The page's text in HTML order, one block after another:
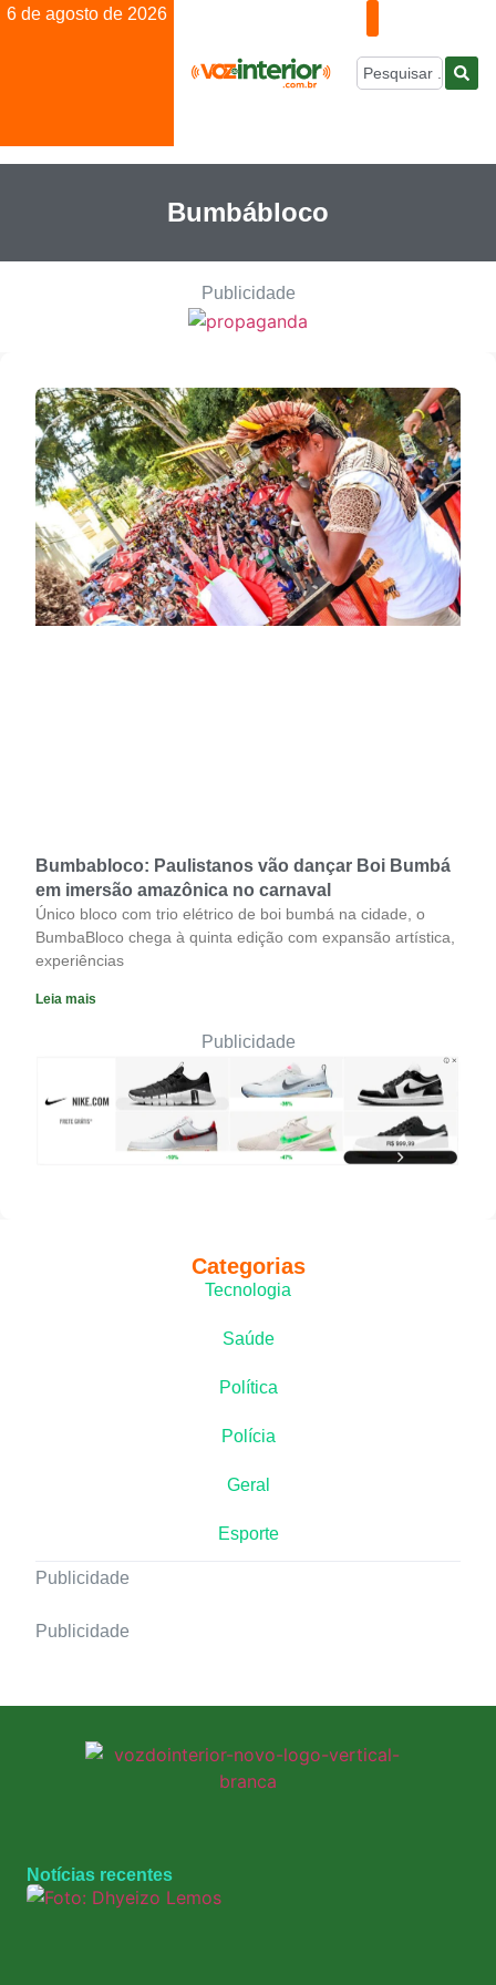
6 de agosto de 2026
Bumbábloco
Publicidade
Bumbabloco: Paulistanos vão dançar Boi Bumbá
em imersão amazônica no carnaval
Único bloco com trio elétrico de boi bumbá na cidade, o
BumbaBloco chega à quinta edição com expansão artística,
experiências
Leia mais
Publicidade
Categorias
Tecnologia
Saúde
Política
Polícia
Geral
Esporte
Publicidade
Publicidade
Notícias recentes